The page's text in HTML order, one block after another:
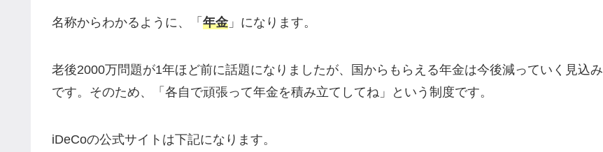
名称からわかるように、「 年金 」になります。
老後2000万問題が1年ほど前に話題になりましたが、国からもらえる年金は今後減っていく見込み
です。そのため、「各自で頑張って年金を積み立てしてね」という制度です。
iDeCoの公式サイトは下記になります。